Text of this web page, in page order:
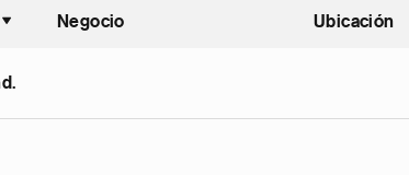
Ordenar ascendente
Negocio Ubicación